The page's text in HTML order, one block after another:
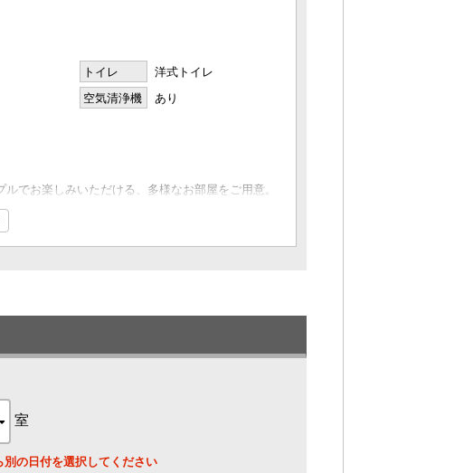
トイレ
洋式トイレ
空気清浄機 あり
でお楽しみいただける、多様なお部屋をご用意。
室
の日付を選択してください